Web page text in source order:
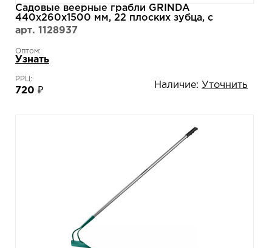
Садовые веерные грабли GRINDA
440х260х1500 мм, 22 плоских зубца, с
деревянным черенком 39593
арт. 1128937
Оптом:
Узнать
РРЦ:
720 ₽
Наличие: Уточнить